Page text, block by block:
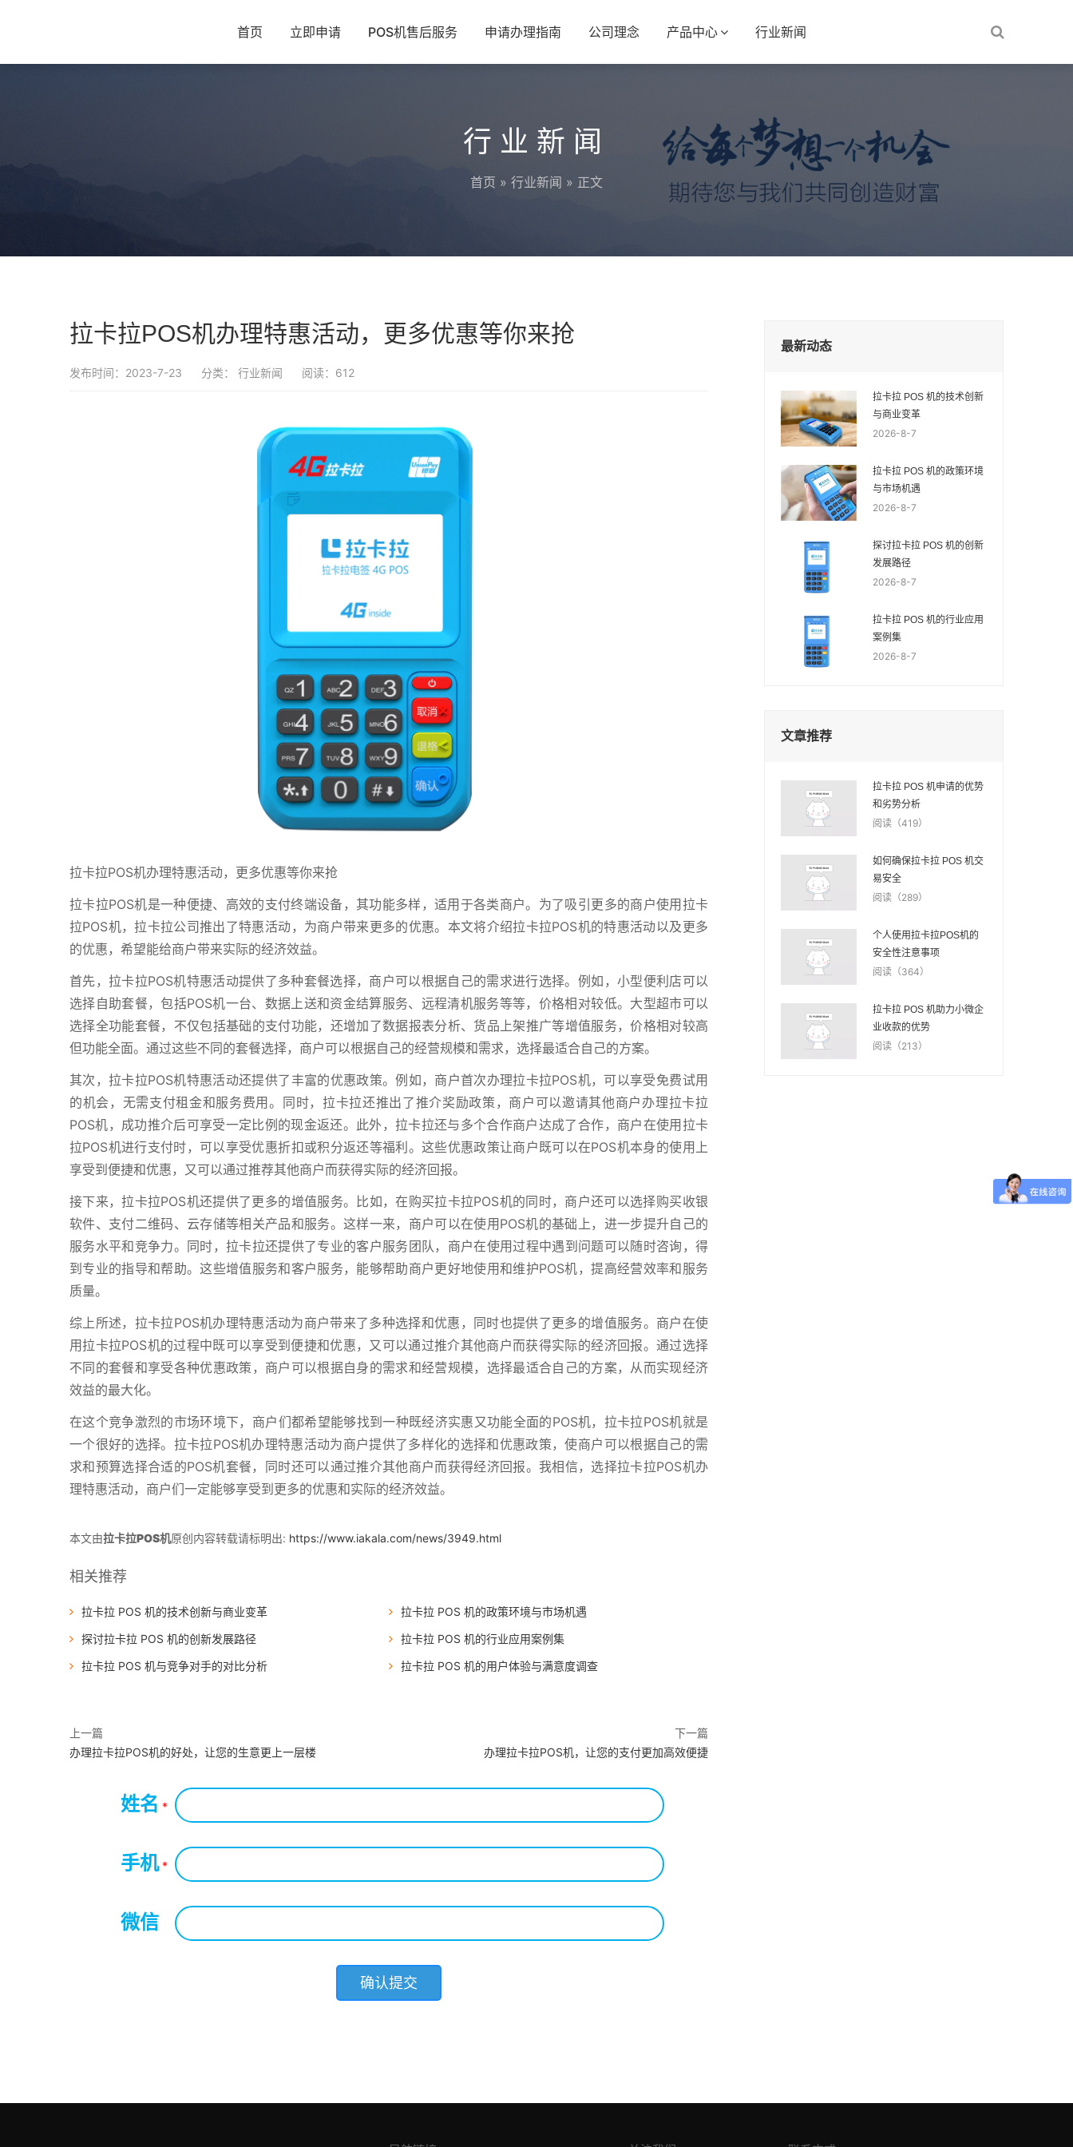
首页 立即申请 POS机售后服务 申请办理指南 公司理念 产品中心 行业新闻
行业新闻
首页 » 行业新闻 » 正文
拉卡拉POS机办理特惠活动，更多优惠等你来抢
发布时间：2023-7-23 分类： 行业新闻 阅读：612
拉卡拉POS机办理特惠活动，更多优惠等你来抢
拉卡拉POS机是一种便捷、高效的支付终端设备，其功能多样，适用于各类商户。为了吸引更多的商户使用拉卡
拉POS机，拉卡拉公司推出了特惠活动，为商户带来更多的优惠。本文将介绍拉卡拉POS机的特惠活动以及更多
的优惠，希望能给商户带来实际的经济效益。
首先，拉卡拉POS机特惠活动提供了多种套餐选择，商户可以根据自己的需求进行选择。例如，小型便利店可以
选择自助套餐，包括POS机一台、数据上送和资金结算服务、远程清机服务等等，价格相对较低。大型超市可以
选择全功能套餐，不仅包括基础的支付功能，还增加了数据报表分析、货品上架推广等增值服务，价格相对较高
但功能全面。通过这些不同的套餐选择，商户可以根据自己的经营规模和需求，选择最适合自己的方案。
其次，拉卡拉POS机特惠活动还提供了丰富的优惠政策。例如，商户首次办理拉卡拉POS机，可以享受免费试用
的机会，无需支付租金和服务费用。同时，拉卡拉还推出了推介奖励政策，商户可以邀请其他商户办理拉卡拉
POS机，成功推介后可享受一定比例的现金返还。此外，拉卡拉还与多个合作商户达成了合作，商户在使用拉卡
拉POS机进行支付时，可以享受优惠折扣或积分返还等福利。这些优惠政策让商户既可以在POS机本身的使用上
享受到便捷和优惠，又可以通过推荐其他商户而获得实际的经济回报。
接下来，拉卡拉POS机还提供了更多的增值服务。比如，在购买拉卡拉POS机的同时，商户还可以选择购买收银
软件、支付二维码、云存储等相关产品和服务。这样一来，商户可以在使用POS机的基础上，进一步提升自己的
服务水平和竞争力。同时，拉卡拉还提供了专业的客户服务团队，商户在使用过程中遇到问题可以随时咨询，得
到专业的指导和帮助。这些增值服务和客户服务，能够帮助商户更好地使用和维护POS机，提高经营效率和服务
质量。
综上所述，拉卡拉POS机办理特惠活动为商户带来了多种选择和优惠，同时也提供了更多的增值服务。商户在使
用拉卡拉POS机的过程中既可以享受到便捷和优惠，又可以通过推介其他商户而获得实际的经济回报。通过选择
不同的套餐和享受各种优惠政策，商户可以根据自身的需求和经营规模，选择最适合自己的方案，从而实现经济
效益的最大化。
在这个竞争激烈的市场环境下，商户们都希望能够找到一种既经济实惠又功能全面的POS机，拉卡拉POS机就是
一个很好的选择。拉卡拉POS机办理特惠活动为商户提供了多样化的选择和优惠政策，使商户可以根据自己的需
求和预算选择合适的POS机套餐，同时还可以通过推介其他商户而获得经济回报。我相信，选择拉卡拉POS机办
理特惠活动，商户们一定能够享受到更多的优惠和实际的经济效益。
本文由拉卡拉POS机原创内容转载请标明出: https://www.iakala.com/news/3949.html
相关推荐
拉卡拉 POS 机的技术创新与商业变革
拉卡拉 POS 机的政策环境与市场机遇
探讨拉卡拉 POS 机的创新发展路径
拉卡拉 POS 机的行业应用案例集
拉卡拉 POS 机与竞争对手的对比分析
拉卡拉 POS 机的用户体验与满意度调查
上一篇
办理拉卡拉POS机的好处，让您的生意更上一层楼
下一篇
办理拉卡拉POS机，让您的支付更加高效便捷
姓名 *
手机*
微信
最新动态
拉卡拉 POS 机的技术创新
与商业变革
2026-8-7
拉卡拉 POS 机的政策环境
与市场机遇
2026-8-7
探讨拉卡拉 POS 机的创新
发展路径
2026-8-7
拉卡拉 POS 机的行业应用
案例集
2026-8-7
文章推荐
拉卡拉 POS 机申请的优势
和劣势分析
阅读（419）
如何确保拉卡拉 POS 机交
易安全
阅读（289）
个人使用拉卡拉POS机的
安全性注意事项
阅读（364）
拉卡拉 POS 机助力小微企
业收款的优势
阅读（213）